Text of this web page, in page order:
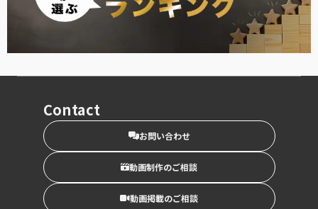
Contact
お問い合わせ
動画制作のご相談
動画掲載のご相談